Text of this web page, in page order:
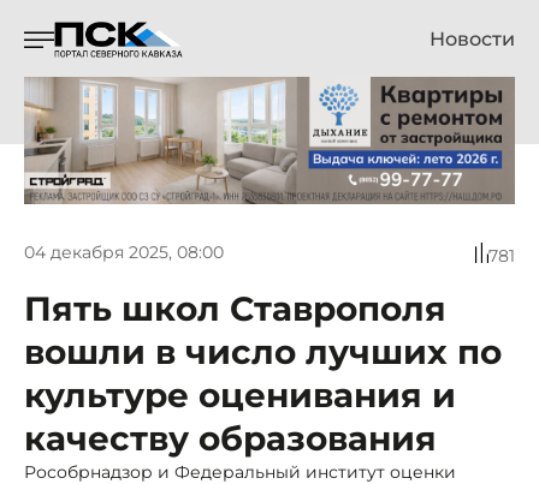
Новости
04 декабря 2025, 08:00 781
Пять школ Ставрополя
вошли в число лучших по
культуре оценивания и
качеству образования
Рособрнадзор и Федеральный институт оценки